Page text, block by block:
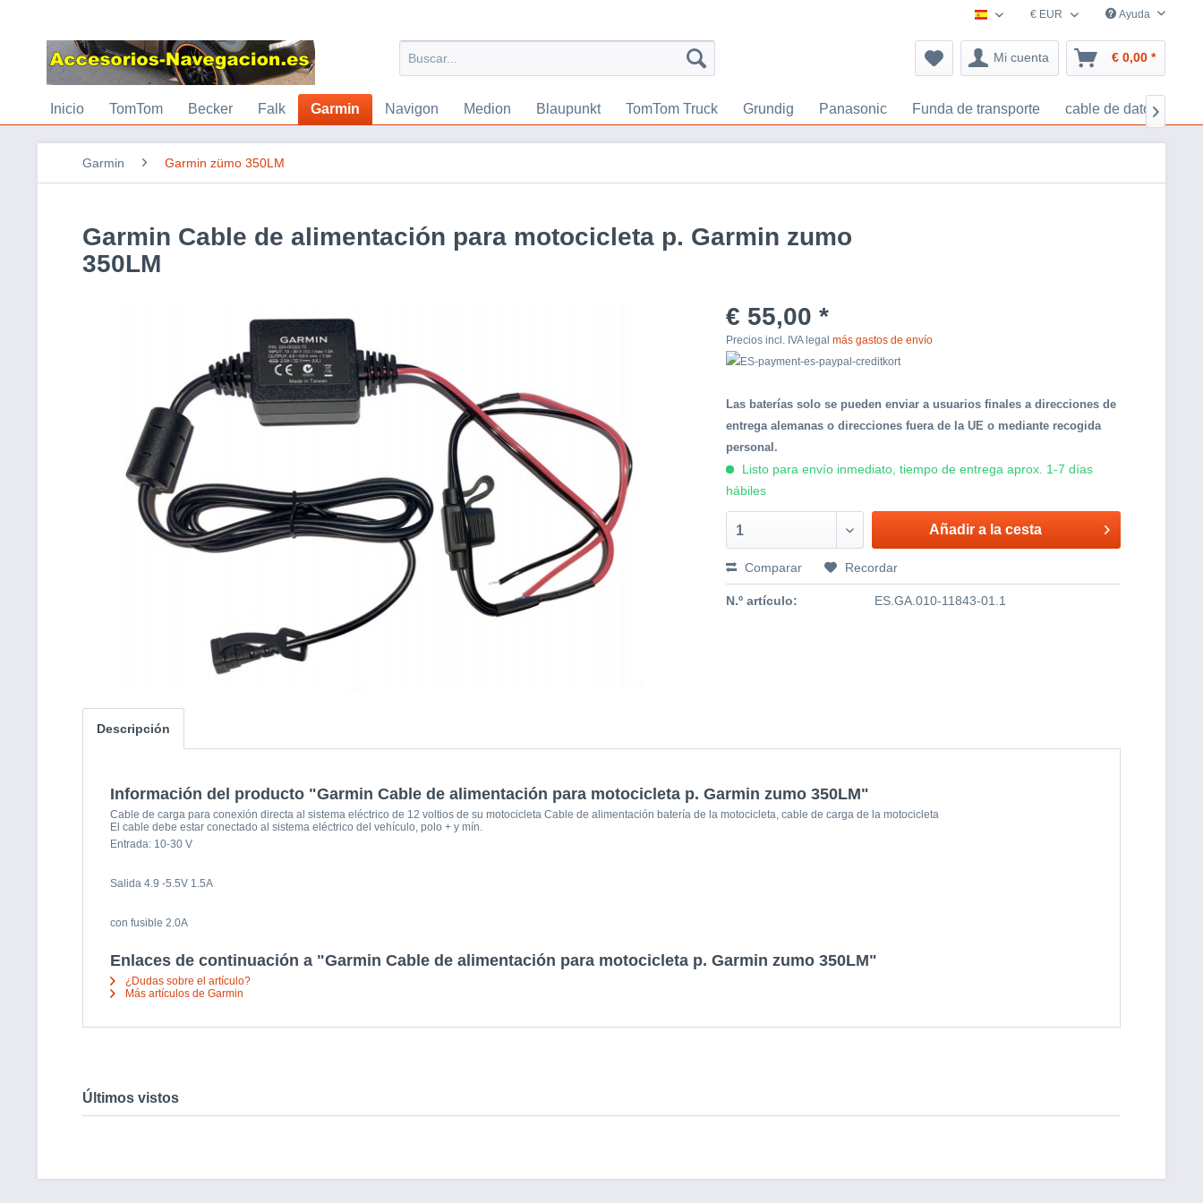
España accesorios-navegacion.es
€ EUR Ayuda
Mi cuenta € 0,00 *
Inicio TomTom Becker Falk Garmin Navigon Medion Blaupunkt TomTom Truck Grundig Panasonic Funda de transporte cable de datos

Garmin Garmin zümo 350LM
Garmin Cable de alimentación para motocicleta p. Garmin zumo
350LM
€ 55,00 *
Precios incl. IVA legalmás gastos de envío
Las baterías solo se pueden enviar a usuarios finales a direcciones de
entrega alemanas o direcciones fuera de la UE o mediante recogida
personal.
Listo para envío inmediato, tiempo de entrega aprox. 1-7 días
hábiles
1 Añadir a la cesta
Comparar Recordar
N.º artículo: ES.GA.010-11843-01.1
Descripción
Información del producto "Garmin Cable de alimentación para motocicleta p. Garmin zumo 350LM"
Cable de carga para conexión directa al sistema eléctrico de 12 voltios de su motocicleta Cable de alimentación batería de la motocicleta, cable de carga de la motocicleta
El cable debe estar conectado al sistema eléctrico del vehículo, polo + y mín.
Entrada: 10-30 V
Salida 4.9 -5.5V 1.5A
con fusible 2.0A
Enlaces de continuación a "Garmin Cable de alimentación para motocicleta p. Garmin zumo 350LM"
¿Dudas sobre el artículo?
Más artículos de Garmin
Últimos vistos